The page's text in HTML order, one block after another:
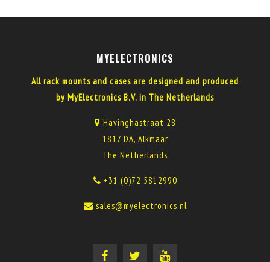
MYELECTRONICS
All rack mounts and cases are designed and produced
by MyElectronics B.V. in The Netherlands
Havinghastraat 28
1817 DA, Alkmaar
The Netherlands
+31 (0)72 5812990
sales@myelectronics.nl